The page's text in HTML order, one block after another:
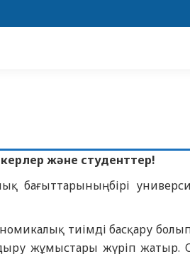
және студенттер!
бағыттарының бірі
тиімді басқару
жұмыстары жүріп